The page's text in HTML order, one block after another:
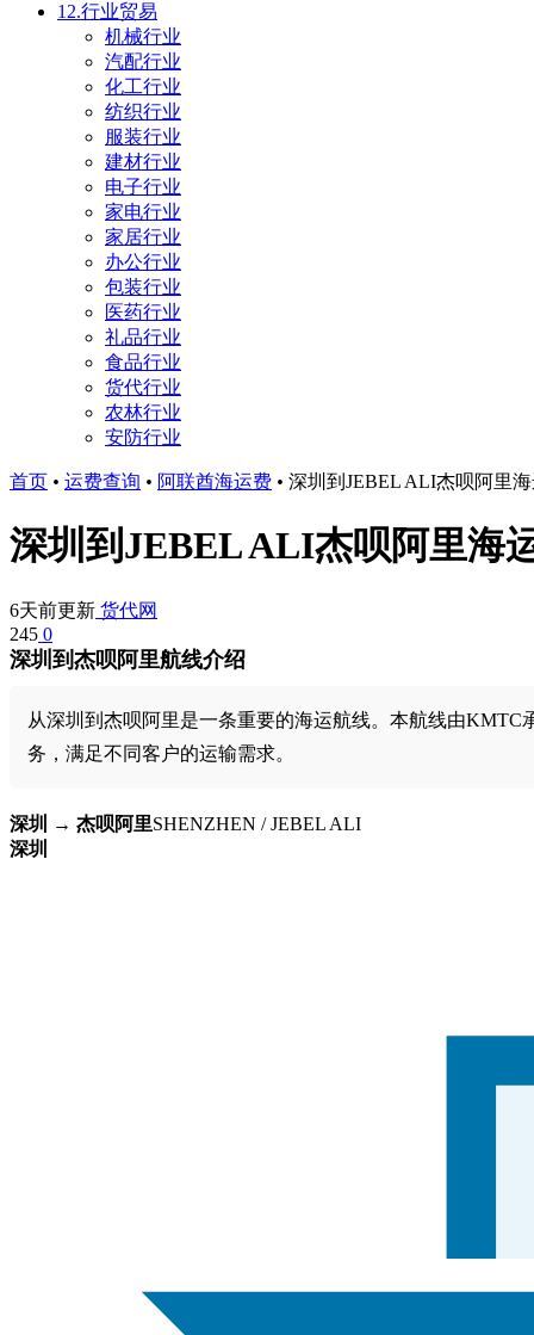
12.行业贸易
机械行业
汽配行业
化工行业
纺织行业
服装行业
建材行业
电子行业
家电行业
家居行业
办公行业
包装行业
医药行业
礼品行业
食品行业
货代行业
农林行业
安防行业
首页 • 运费查询 • 阿联酋海运费 • 深圳到JEBEL ALI杰呗阿里
深圳到JEBEL ALI杰呗阿里海
6天前更新 货代网
245 0
深圳到杰呗阿里航线介绍
从深圳到杰呗阿里是一条重要的海运航线。本航线由KMTC
务，满足不同客户的运输需求。
深圳 → 杰呗阿里SHENZHEN / JEBEL ALI
深圳